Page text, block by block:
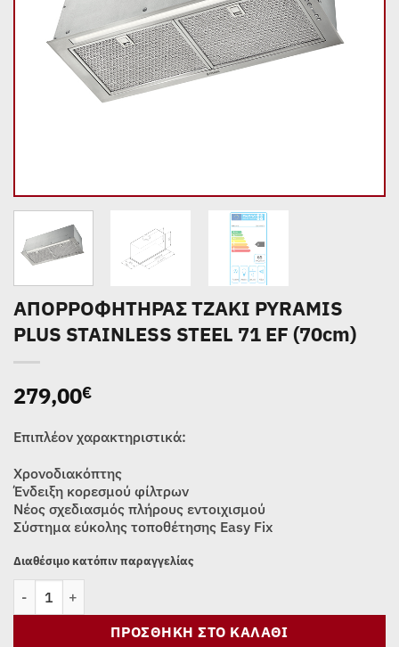
ΑΠΟΡΡΟΦΗΤΗΡΑΣ ΤΖΑΚΙ PYRAMIS
PLUS STAINLESS STEEL 71 EF (70cm)
279,00€
Επιπλέον χαρακτηριστικά:
Χρονοδιακόπτης
Ένδειξη κορεσμού φίλτρων
Νέος σχεδιασμός πλήρους εντοιχισμού
Σύστημα εύκολης τοποθέτησης Easy Fix
Διαθέσιμο κατόπιν παραγγελίας
ΑΠΟΡΡΟΦΗΤΗΡΑΣ ΤΖΑΚΙ PYRAMIS PLUS STAINLESS STEEL 71
ΠΡΟΣΘΉΚΗ ΣΤΟ ΚΑΛΆΘΙ